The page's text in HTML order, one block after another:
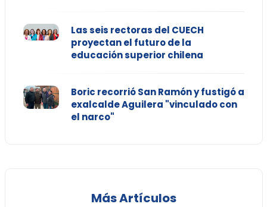
Las seis rectoras del CUECH
proyectan el futuro de la
educación superior chilena
Boric recorrió San Ramón y fustigó a
exalcalde Aguilera "vinculado con
el narco"
Más Artículos